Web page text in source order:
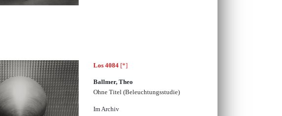
Los 4084[*]
Ballmer, Theo
Ohne Titel (Beleuchtungsstudie)
Im Archiv